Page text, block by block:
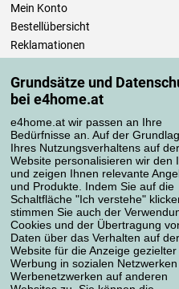
Grundsätze und
bei e4home.at
e4home.at wir passen an Ihre
Bedürfnisse an. Auf der
Ihres Nutzungsverhaltens auf der
Website personalisieren wir den
und zeigen Ihnen relevante
und Produkte. Indem Sie auf die
Schaltfläche "Ich verstehe"
stimmen Sie auch der
Cookies und der Übertragung
Daten über das Verhalten auf der
Website für die Anzeige gezielter
Werbung in sozialen
Werbenetzwerken auf anderen
Mein Konto
Bestellübersicht
Reklamationen
Einfach mehr wissen
Richtlinien zur Verarbeitung von
Transportarten
Zahlungsmethoden